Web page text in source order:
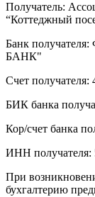
Получатель:
“Коттеджный
Банк
БАНК"
Счет получателя:
БИК банка
Кор/счет банка
ИНН получателя:
При
бухгалтерию